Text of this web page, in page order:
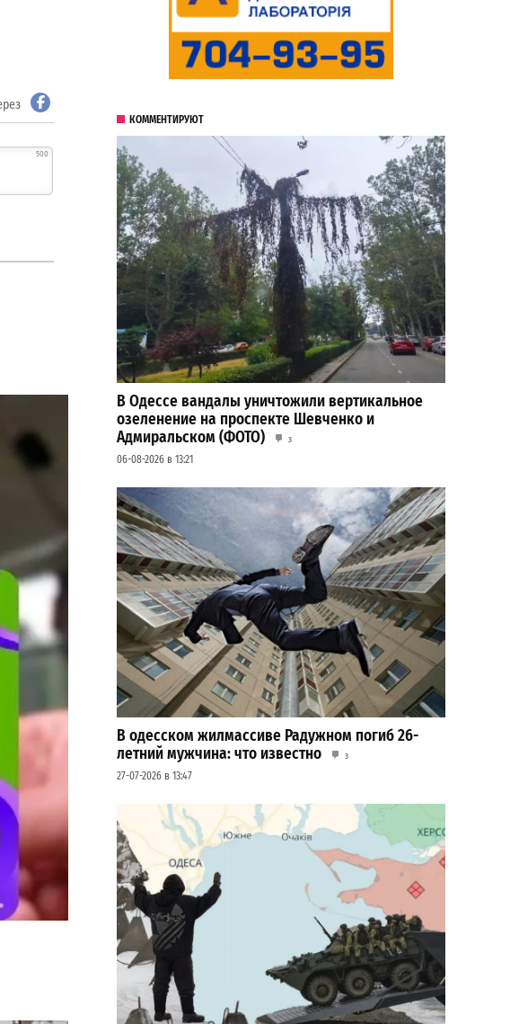
500
КОММЕНТИРУЮТ
В Одессе вандалы уничтожили вертикальное
озеленение на проспекте Шевченко и
Адмиральском (ФОТО)
3
06-08-2026 в 13:21
В одесском жилмассиве Радужном погиб 26-
летний мужчина: что известно
3
27-07-2026 в 13:47